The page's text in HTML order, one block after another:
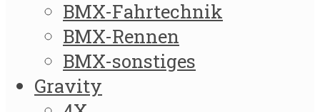
BMX-Fahrtechnik
BMX-Rennen
BMX-sonstiges
Gravity